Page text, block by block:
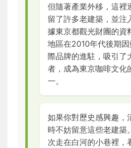
但隨著產業外移，這裡
留了許多老建築，並注
據東京都觀光財團的資
地區在2010年代後期
際品牌的進駐，吸引了
者，成為東京咖啡文化
一。
如果你對歷史感興趣，
時不妨留意這些老建築
次走在白河的小巷裡，